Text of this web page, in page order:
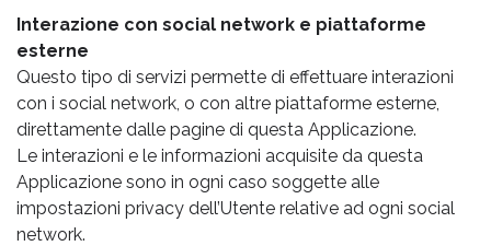
Interazione con social network e piattaforme
esterne
Questo tipo di servizi permette di effettuare interazioni
con i social network, o con altre piattaforme esterne,
direttamente dalle pagine di questa Applicazione.
Le interazioni e le informazioni acquisite da questa
Applicazione sono in ogni caso soggette alle
impostazioni privacy dell’Utente relative ad ogni social
network.